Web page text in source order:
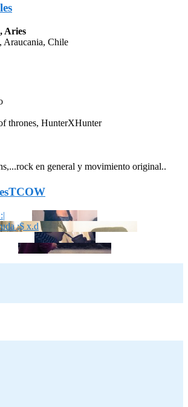
Aries
Araucania, Chile
thrones, HunterXHunter
en general y movimiento original..
;$ x.d